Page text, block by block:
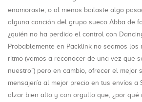
enamoraste, o al menos bailaste algo
alguna canción del grupo sueco Abba de
¿quién no ha perdido el control con
Probablemente en Packlink no seamos los
ritmo (vamos a reconocer de una vez que
nuestro”) pero en cambio, ofrecer el mejor
mensajería al mejor precio en tus envíos a
alzar bien alto y con orgullo que, ¿por qué